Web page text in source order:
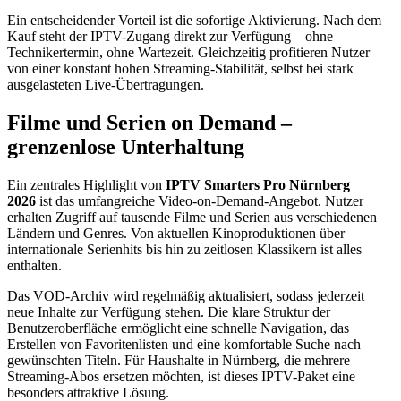
Ein entscheidender Vorteil ist die sofortige Aktivierung. Nach dem
Kauf steht der IPTV-Zugang direkt zur Verfügung – ohne
Technikertermin, ohne Wartezeit. Gleichzeitig profitieren Nutzer
von einer konstant hohen Streaming-Stabilität, selbst bei stark
ausgelasteten Live-Übertragungen.
Filme und Serien on Demand –
grenzenlose Unterhaltung
Ein zentrales Highlight von IPTV Smarters Pro Nürnberg
2026 ist das umfangreiche Video-on-Demand-Angebot. Nutzer
erhalten Zugriff auf tausende Filme und Serien aus verschiedenen
Ländern und Genres. Von aktuellen Kinoproduktionen über
internationale Serienhits bis hin zu zeitlosen Klassikern ist alles
enthalten.
Das VOD-Archiv wird regelmäßig aktualisiert, sodass jederzeit
neue Inhalte zur Verfügung stehen. Die klare Struktur der
Benutzeroberfläche ermöglicht eine schnelle Navigation, das
Erstellen von Favoritenlisten und eine komfortable Suche nach
gewünschten Titeln. Für Haushalte in Nürnberg, die mehrere
Streaming-Abos ersetzen möchten, ist dieses IPTV-Paket eine
besonders attraktive Lösung.